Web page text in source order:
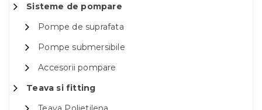
Sisteme de pompare
Pompe de suprafata
Pompe submersibile
Accesorii pompare
Teava si fitting